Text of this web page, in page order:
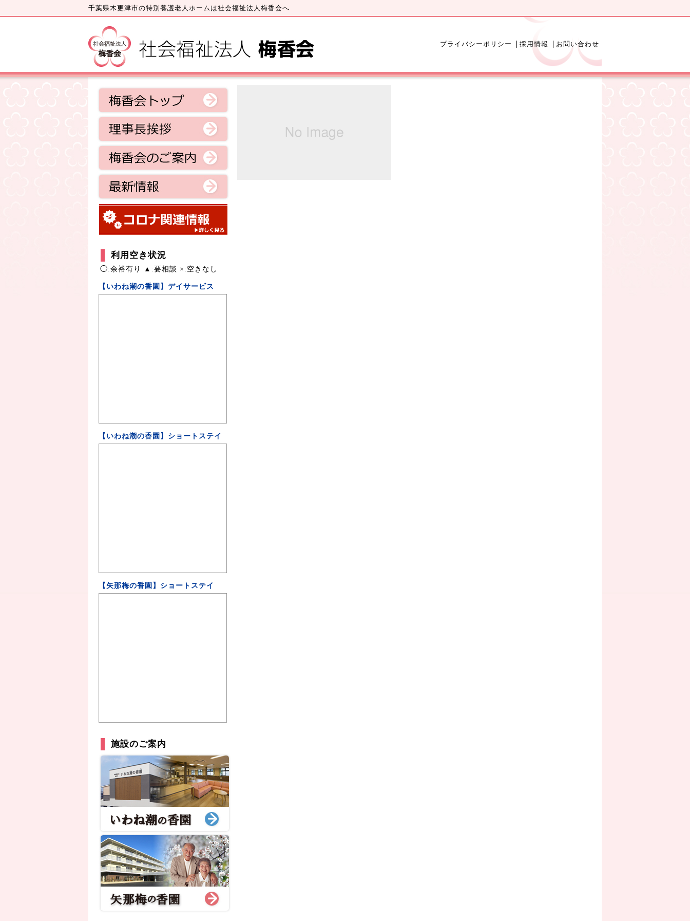
千葉県木更津市の特別養護老人ホームは社会福祉法人梅香会へ
プライバシーポリシー 採用情報 お問い合わせ
利用空き状況
◯:余裕有り ▲:要相談 ×:空きなし
【いわね潮の香園】デイサービス
【いわね潮の香園】ショートステイ
【矢那梅の香園】ショートステイ
施設のご案内